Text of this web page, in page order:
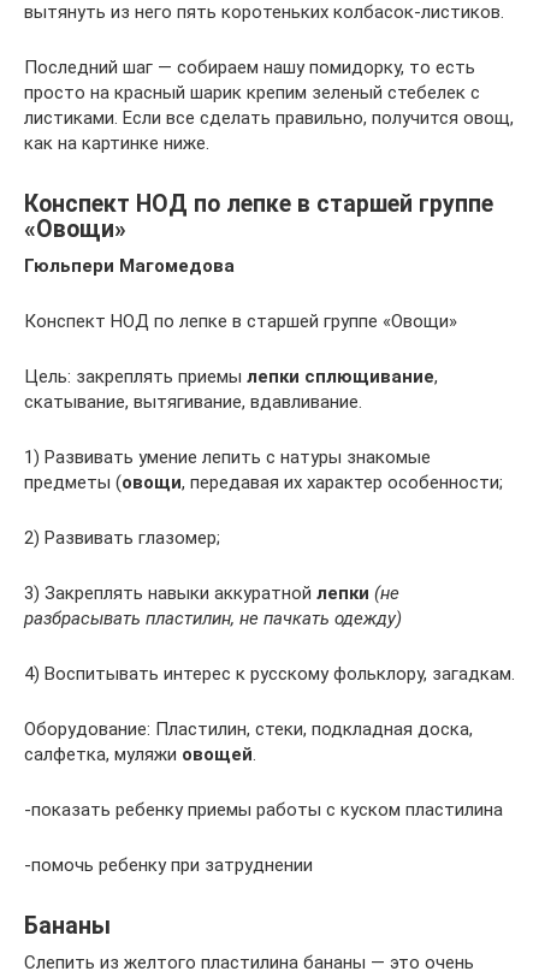
вытянуть из него пять коротеньких колбасок-листиков.
Последний шаг — собираем нашу помидорку, то есть
просто на красный шарик крепим зеленый стебелек с
листиками. Если все сделать правильно, получится овощ,
как на картинке ниже.
Конспект НОД по лепке в старшей группе
«Овощи»
Гюльпери Магомедова
Конспект НОД по лепке в старшей группе «Овощи»
Цель: закреплять приемы лепки сплющивание,
скатывание, вытягивание, вдавливание.
1) Развивать умение лепить с натуры знакомые
предметы (овощи, передавая их характер особенности;
2) Развивать глазомер;
3) Закреплять навыки аккуратной лепки (не
разбрасывать пластилин, не пачкать одежду)
4) Воспитывать интерес к русскому фольклору, загадкам.
Оборудование: Пластилин, стеки, подкладная доска,
салфетка, муляжи овощей.
-показать ребенку приемы работы с куском пластилина
-помочь ребенку при затруднении
Бананы
Слепить из желтого пластилина бананы — это очень